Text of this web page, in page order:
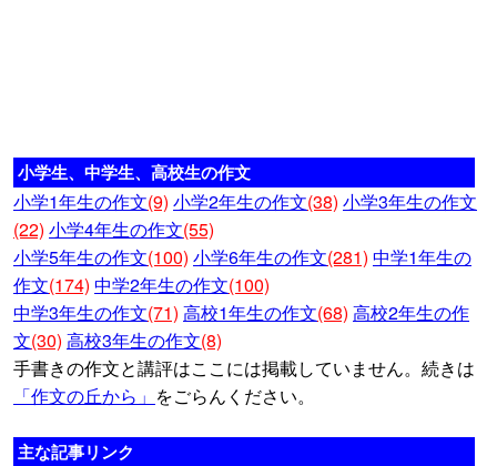
小学生、中学生、高校生の作文
小学1年生の作文(9) 小学2年生の作文(38) 小学3年生の作文
(22) 小学4年生の作文(55)
小学5年生の作文(100) 小学6年生の作文(281) 中学1年生の
作文(174) 中学2年生の作文(100)
中学3年生の作文(71) 高校1年生の作文(68) 高校2年生の作
文(30) 高校3年生の作文(8)
手書きの作文と講評はここには掲載していません。続きは
「作文の丘から」 をごらんください。
主な記事リンク